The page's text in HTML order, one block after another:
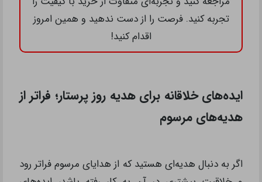
تجربه کنید. فرصت را از دست ندهید و همین امروز
اقدام کنید!
ایده‌های خلاقانه برای هدیه روز پرستار؛ فراتر از
هدیه‌های مرسوم
اگر به دنبال هدیه‌ای هستید که از هدایای مرسوم فراتر رود